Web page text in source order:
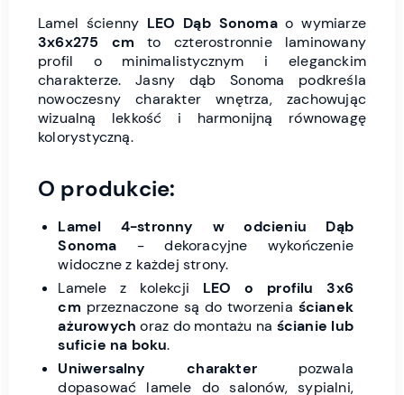
Lamel ścienny LEO Dąb Sonomao wymiarze
3x6x275 cm to czterostronnie laminowany
profil o minimalistycznym i eleganckim
charakterze. Jasny dąb Sonoma podkreśla
nowoczesny charakter wnętrza, zachowując
wizualną lekkość i harmonijną równowagę
kolorystyczną.
O produkcie:
Lamel 4-stronny w odcieniu Dąb
Sonoma - dekoracyjne wykończenie
widoczne z każdej strony.
Lamele z kolekcji LEO o profilu 3x6
cm przeznaczone są do tworzenia ścianek
ażurowych oraz do montażu na ścianie lub
suficie na boku.
Uniwersalny charakterpozwala
dopasować lamele do salonów, sypialni,